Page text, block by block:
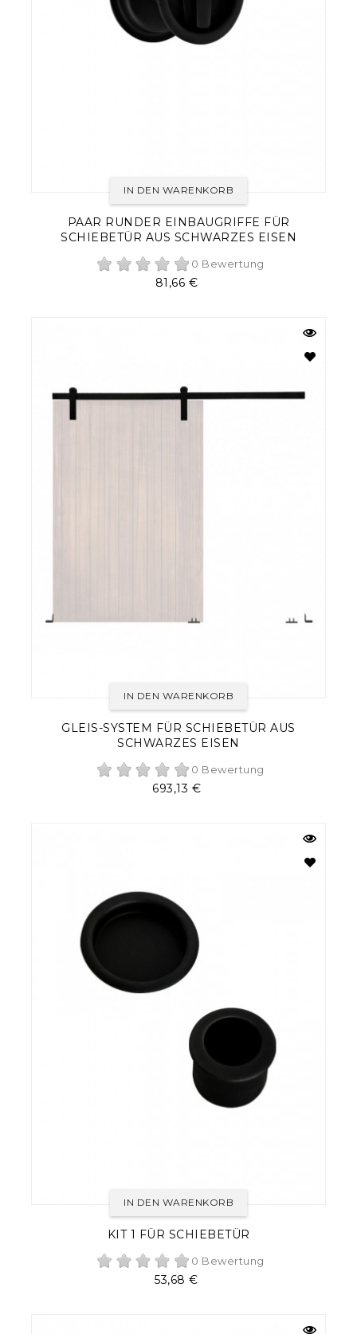
PAAR RUNDER EINBAUGRIFFE FÜR
SCHIEBETÜR AUS SCHWARZES EISEN
0 Bewertung
Preis
81,66 €
IN DEN WARENKORB
GLEIS-SYSTEM FÜR SCHIEBETÜR AUS
SCHWARZES EISEN
0 Bewertung
Preis
693,13 €
IN DEN WARENKORB
KIT 1 FÜR SCHIEBETÜR
0 Bewertung
Preis
53,68 €
IN DEN WARENKORB